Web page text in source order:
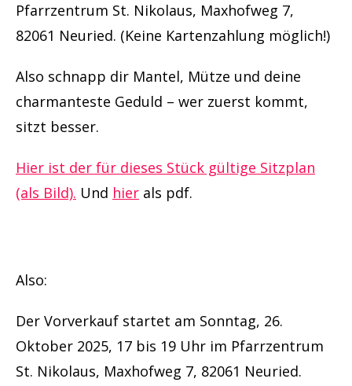
Pfarrzentrum St. Nikolaus, Maxhofweg 7,
82061 Neuried. (Keine Kartenzahlung möglich!)
Also schnapp dir Mantel, Mütze und deine
charmanteste Geduld – wer zuerst kommt,
sitzt besser.
Hier ist der für dieses Stück gültige Sitzplan
(als Bild). Und hier als pdf.
Also:
Der Vorverkauf startet am Sonntag, 26.
Oktober 2025, 17 bis 19 Uhr im Pfarrzentrum
St. Nikolaus, Maxhofweg 7, 82061 Neuried.